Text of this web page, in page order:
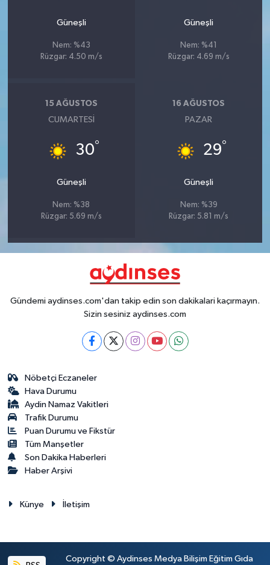
Güneşli
Nem: %43
Rüzgar: 4.50 m/s
Güneşli
Nem: %41
Rüzgar: 4.69 m/s
15 AĞUSTOS
CUMARTESI
30°
Güneşli
Nem: %38
Rüzgar: 5.69 m/s
16 AĞUSTOS
PAZAR
29°
Güneşli
Nem: %39
Rüzgar: 5.81 m/s
Gündemi aydinses.com'dan takip edin son dakikalari kaçırmayın.
Sizin sesiniz aydinses.com
Nöbetçi Eczaneler
Hava Durumu
Aydin Namaz Vakitleri
Trafik Durumu
Puan Durumu ve Fikstür
Tüm Manşetler
Son Dakika Haberleri
Haber Arşivi
Künye İletişim
Copyright © Aydinses Medya Bilişim Eğitim Gıda